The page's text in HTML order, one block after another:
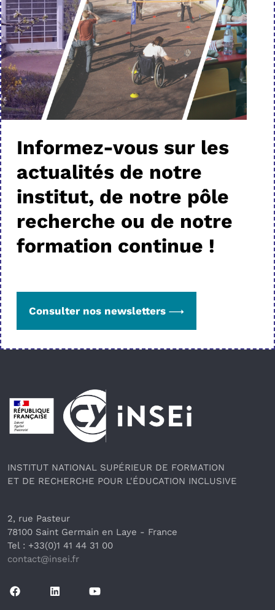
Informez-vous sur les
actualités de notre
institut, de notre pôle
recherche ou de notre
formation continue !
Consulter nos newsletters
Pied de page
INSTITUT NATIONAL SUPÉRIEUR DE FORMATION
ET DE RECHERCHE POUR L'ÉDUCATION INCLUSIVE
2, rue Pasteur
78100 Saint Germain en Laye - France
Tel : +33(0)1 41 44 31 00
contact@insei.fr